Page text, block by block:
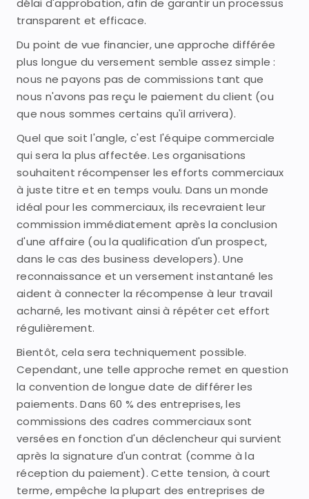
délai d'approbation, afin de garantir un processus
transparent et efficace.
Du point de vue financier, une approche différée
plus longue du versement semble assez simple :
nous ne payons pas de commissions tant que
nous n'avons pas reçu le paiement du client (ou
que nous sommes certains qu'il arrivera).
Quel que soit l'angle, c'est l'équipe commerciale
qui sera la plus affectée. Les organisations
souhaitent récompenser les efforts commerciaux
à juste titre et en temps voulu. Dans un monde
idéal pour les commerciaux, ils recevraient leur
commission immédiatement après la conclusion
d'une affaire (ou la qualification d'un prospect,
dans le cas des business developers). Une
reconnaissance et un versement instantané les
aident à connecter la récompense à leur travail
acharné, les motivant ainsi à répéter cet effort
régulièrement.
Bientôt, cela sera techniquement possible.
Cependant, une telle approche remet en question
la convention de longue date de différer les
paiements. Dans 60 % des entreprises, les
commissions des cadres commerciaux sont
versées en fonction d'un déclencheur qui survient
après la signature d'un contrat (comme à la
réception du paiement). Cette tension, à court
terme, empêche la plupart des entreprises de